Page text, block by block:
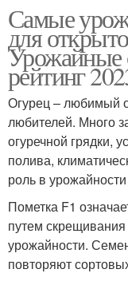
Самые
для
Урожайные
рейтинг
Огурец – любимый
любителей. Много
огуречной грядки,
полива,
роль в
Пометка F1
путем
урожайности.
повторяют